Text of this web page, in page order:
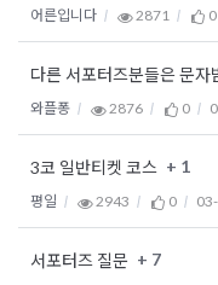
어른입니다 2871 0
다른 서포터즈분들은 문자
와플퐁 2876 0
3코 일반티켓 코스 + 1
평일 2943 0
서포터즈 질문 + 7